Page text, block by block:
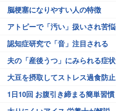
脳梗塞になりやすい人の特徴
アトピーで「汚い」扱いされ苦悩
認知症研究で「音」注目される
夫の「産後うつ」にみられる症状
大豆を摂取してストレス過食防止
1日10回 お腹引き締まる簡単習慣